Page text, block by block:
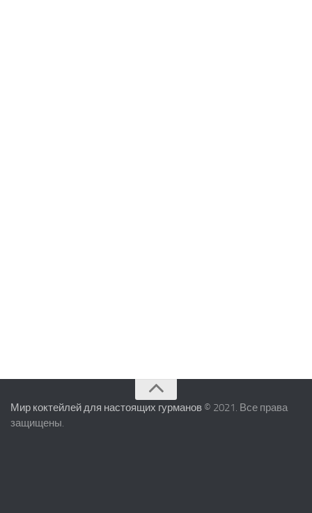
Мир коктейлей для настоящих гурманов © 2021. Все права
защищены.